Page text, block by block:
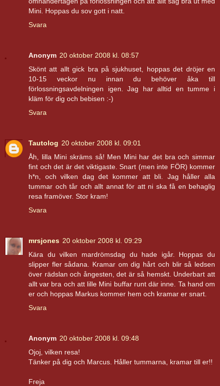
Mini. Hoppas du sov gott i natt.
Svara
Anonym 20 oktober 2008 kl. 08:57
Skönt att allt gick bra på sjukhuset, hoppas det dröjer en
10-15 veckor nu innan du behöver åka till
förlossningsavdelningen igen. Jag har alltid en tumme i
kläm för dig och bebisen :-)
Svara
Tautolog 20 oktober 2008 kl. 09:01
Åh, lilla Mini skräms så! Men Mini har det bra och simmar
fint och det är det viktigaste. Snart (men inte FÖR) kommer
h*n, och vilken dag det kommer att bli. Jag håller alla
tummar och tår och allt annat för att ni ska få en behaglig
resa framöver. Stor kram!
Svara
mrsjones 20 oktober 2008 kl. 09:29
Kära du vilken mardrömsdag du hade igår. Hoppas du
slipper fler sådana. Kramar om dig hårt och blir så ledsen
över rädslan och ångesten, det är så hemskt. Underbart att
allt var bra och att lille Mini buffar runt där inne. Ta hand om
er och hoppas Markus kommer hem och kramar er snart.
Svara
Anonym 20 oktober 2008 kl. 09:48
Ojoj, vilken resa!
Tänker på dig och Marcus. Håller tummarna, kramar till er!!
Freja